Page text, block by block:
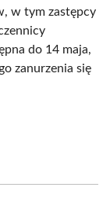
w tym zastępcy
do 14 maja,
zanurzenia się